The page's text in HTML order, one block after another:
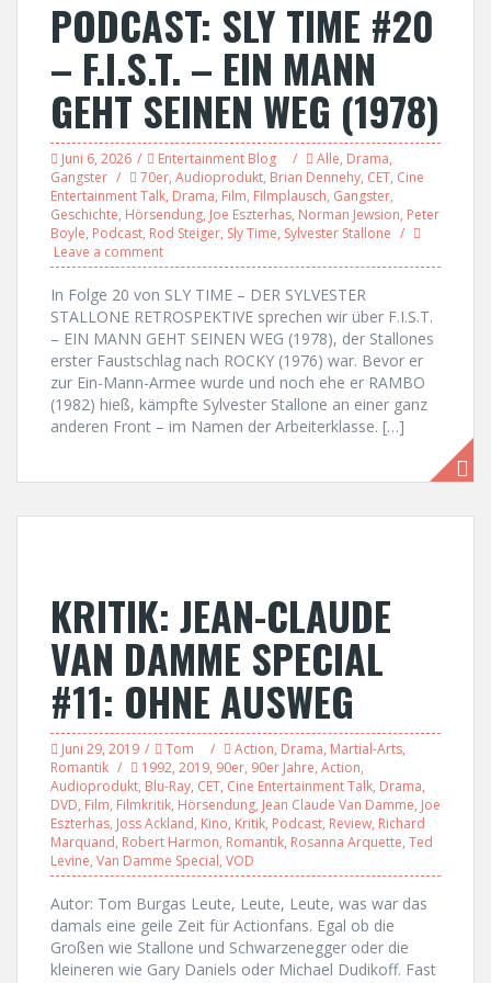
PODCAST: SLY TIME #20
– F.I.S.T. – EIN MANN
GEHT SEINEN WEG (1978)
Juni 6, 2026 Entertainment Blog Alle, Drama,
Gangster
70er, Audioprodukt, Brian Dennehy, CET, Cine
Entertainment Talk, Drama, Film, Filmplausch, Gangster,
Geschichte, Hörsendung, Joe Eszterhas, Norman Jewsion, Peter
Boyle, Podcast, Rod Steiger, Sly Time, Sylvester Stallone
Leave a comment
In Folge 20 von SLY TIME – DER SYLVESTER
STALLONE RETROSPEKTIVE sprechen wir über F.I.S.T.
– EIN MANN GEHT SEINEN WEG (1978), der Stallones
erster Faustschlag nach ROCKY (1976) war. Bevor er
zur Ein-Mann-Armee wurde und noch ehe er RAMBO
(1982) hieß, kämpfte Sylvester Stallone an einer ganz
anderen Front – im Namen der Arbeiterklasse. […]
KRITIK: JEAN-CLAUDE
VAN DAMME SPECIAL
#11: OHNE AUSWEG
Juni 29, 2019 Tom Action, Drama, Martial-Arts,
Romantik
1992, 2019, 90er, 90er Jahre, Action,
Audioprodukt, Blu-Ray, CET, Cine Entertainment Talk, Drama,
DVD, Film, Filmkritik, Hörsendung, Jean Claude Van Damme, Joe
Eszterhas, Joss Ackland, Kino, Kritik, Podcast, Review, Richard
Marquand, Robert Harmon, Romantik, Rosanna Arquette, Ted
Levine, Van Damme Special, VOD
Autor: Tom Burgas Leute, Leute, Leute, was war das
damals eine geile Zeit für Actionfans. Egal ob die
Großen wie Stallone und Schwarzenegger oder die
kleineren wie Gary Daniels oder Michael Dudikoff. Fast